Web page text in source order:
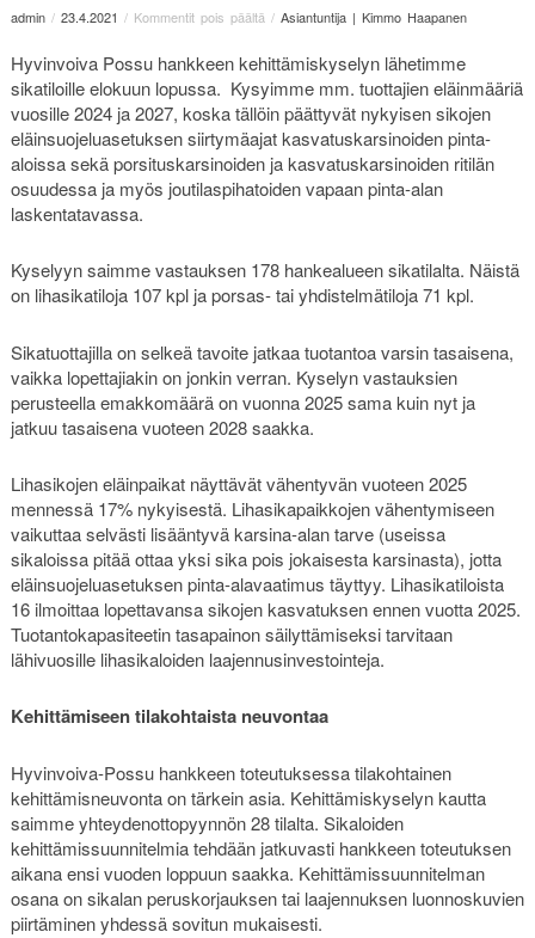
admin/ 23.4.2021 / Kommentit pois päältä / Asiantuntija | Kimmo Haapanen
Hyvinvoiva Possu hankkeen kehittämiskyselyn lähetimme
sikatiloille elokuun lopussa. Kysyimme mm. tuottajien eläinmääriä
vuosille 2024 ja 2027, koska tällöin päättyvät nykyisen sikojen
eläinsuojeluasetuksen siirtymäajat kasvatuskarsinoiden pinta-
aloissa sekä porsituskarsinoiden ja kasvatuskarsinoiden ritilän
osuudessa ja myös joutilaspihatoiden vapaan pinta-alan
laskentatavassa.
Kyselyyn saimme vastauksen 178 hankealueen sikatilalta. Näistä
on lihasikatiloja 107 kpl ja porsas- tai yhdistelmätiloja 71 kpl.
Sikatuottajilla on selkeä tavoite jatkaa tuotantoa varsin tasaisena,
vaikka lopettajiakin on jonkin verran. Kyselyn vastauksien
perusteella emakkomäärä on vuonna 2025 sama kuin nyt ja
jatkuu tasaisena vuoteen 2028 saakka.
Lihasikojen eläinpaikat näyttävät vähentyvän vuoteen 2025
mennessä 17% nykyisestä. Lihasikapaikkojen vähentymiseen
vaikuttaa selvästi lisääntyvä karsina-alan tarve (useissa
sikaloissa pitää ottaa yksi sika pois jokaisesta karsinasta), jotta
eläinsuojeluasetuksen pinta-alavaatimus täyttyy. Lihasikatiloista
16 ilmoittaa lopettavansa sikojen kasvatuksen ennen vuotta 2025.
Tuotantokapasiteetin tasapainon säilyttämiseksi tarvitaan
lähivuosille lihasikaloiden laajennusinvestointeja.
Kehittämiseen tilakohtaista neuvontaa
Hyvinvoiva-Possu hankkeen toteutuksessa tilakohtainen
kehittämisneuvonta on tärkein asia. Kehittämiskyselyn kautta
saimme yhteydenottopyynnön 28 tilalta. Sikaloiden
kehittämissuunnitelmia tehdään jatkuvasti hankkeen toteutuksen
aikana ensi vuoden loppuun saakka. Kehittämissuunnitelman
osana on sikalan peruskorjauksen tai laajennuksen luonnoskuvien
piirtäminen yhdessä sovitun mukaisesti.